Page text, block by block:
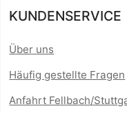
KUNDENSERVICE
Über uns
Häufig gestellte Fragen
Anfahrt Fellbach/